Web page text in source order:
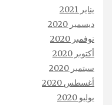
يناير 2021
ديسمبر 2020
نوفمبر 2020
أكتوبر 2020
سبتمبر 2020
أغسطس 2020
يوليو 2020